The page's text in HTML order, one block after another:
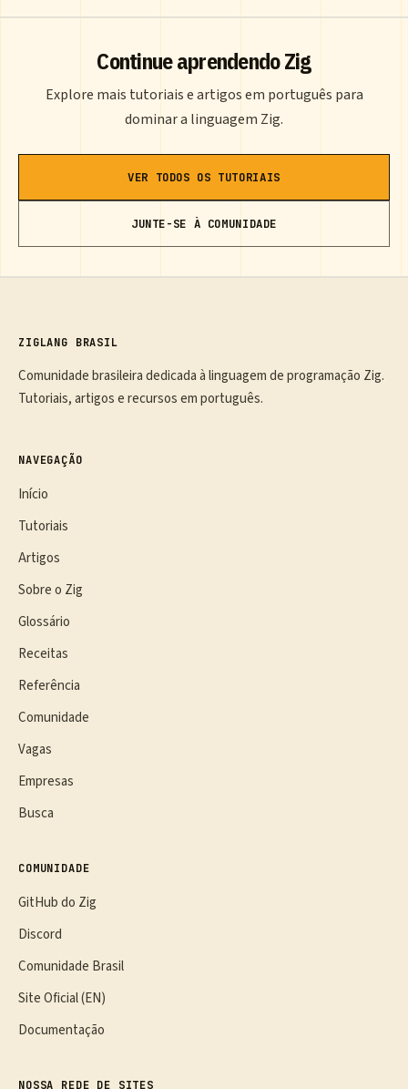
Continue aprendendo Zig
Explore mais tutoriais e artigos em português para
dominar a linguagem Zig.
VER TODOS OS TUTORIAIS
JUNTE-SE À COMUNIDADE
ZIGLANG BRASIL
Comunidade brasileira dedicada à linguagem de programação Zig.
Tutoriais, artigos e recursos em português.
NAVEGAÇÃO
Início
Tutoriais
Artigos
Sobre o Zig
Glossário
Receitas
Referência
Comunidade
Vagas
Empresas
Busca
COMUNIDADE
GitHub do Zig
Discord
Comunidade Brasil
Site Oficial (EN)
Documentação
NOSSA REDE DE SITES